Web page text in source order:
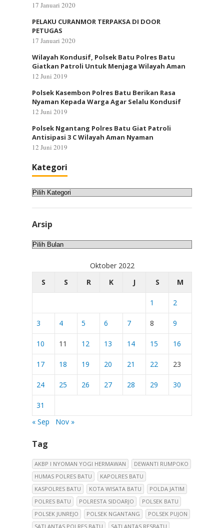
17 Januari 2020
PELAKU CURANMOR TERPAKSA DI DOOR
PETUGAS
17 Januari 2020
Wilayah Kondusif, Polsek Batu Polres Batu
Giatkan Patroli Untuk Menjaga Wilayah Aman
12 Juni 2019
Polsek Kasembon Polres Batu Berikan Rasa
Nyaman Kepada Warga Agar Selalu Kondusif
12 Juni 2019
Polsek Ngantang Polres Batu Giat Patroli
Antisipasi 3 C Wilayah Aman Nyaman
12 Juni 2019
Kategori
Kategori
Arsip
Arsip
Oktober 2022
S
S R K J S M
1 2
3 4 5 6 7 8 9
10 11 12 13 14 15 16
17 18 19 20 21 22 23
24 25 26 27 28 29 30
31
« Sep
Nov »
Tag
AKBP I NYOMAN YOGI HERMAWAN
DEWANTI RUMPOKO
HUMAS POLRES BATU
KAPOLRES BATU
KASPOLRES BATU
KOTA WISATA BATU
POLDA JATIM
POLRES BATU
POLRESTA SIDOARJO
POLSEK BATU
POLSEK JUNREJO
POLSEK NGANTANG
POLSEK PUJON
SATLANTAS POLRES BATU
SATLANTAS RESBATU